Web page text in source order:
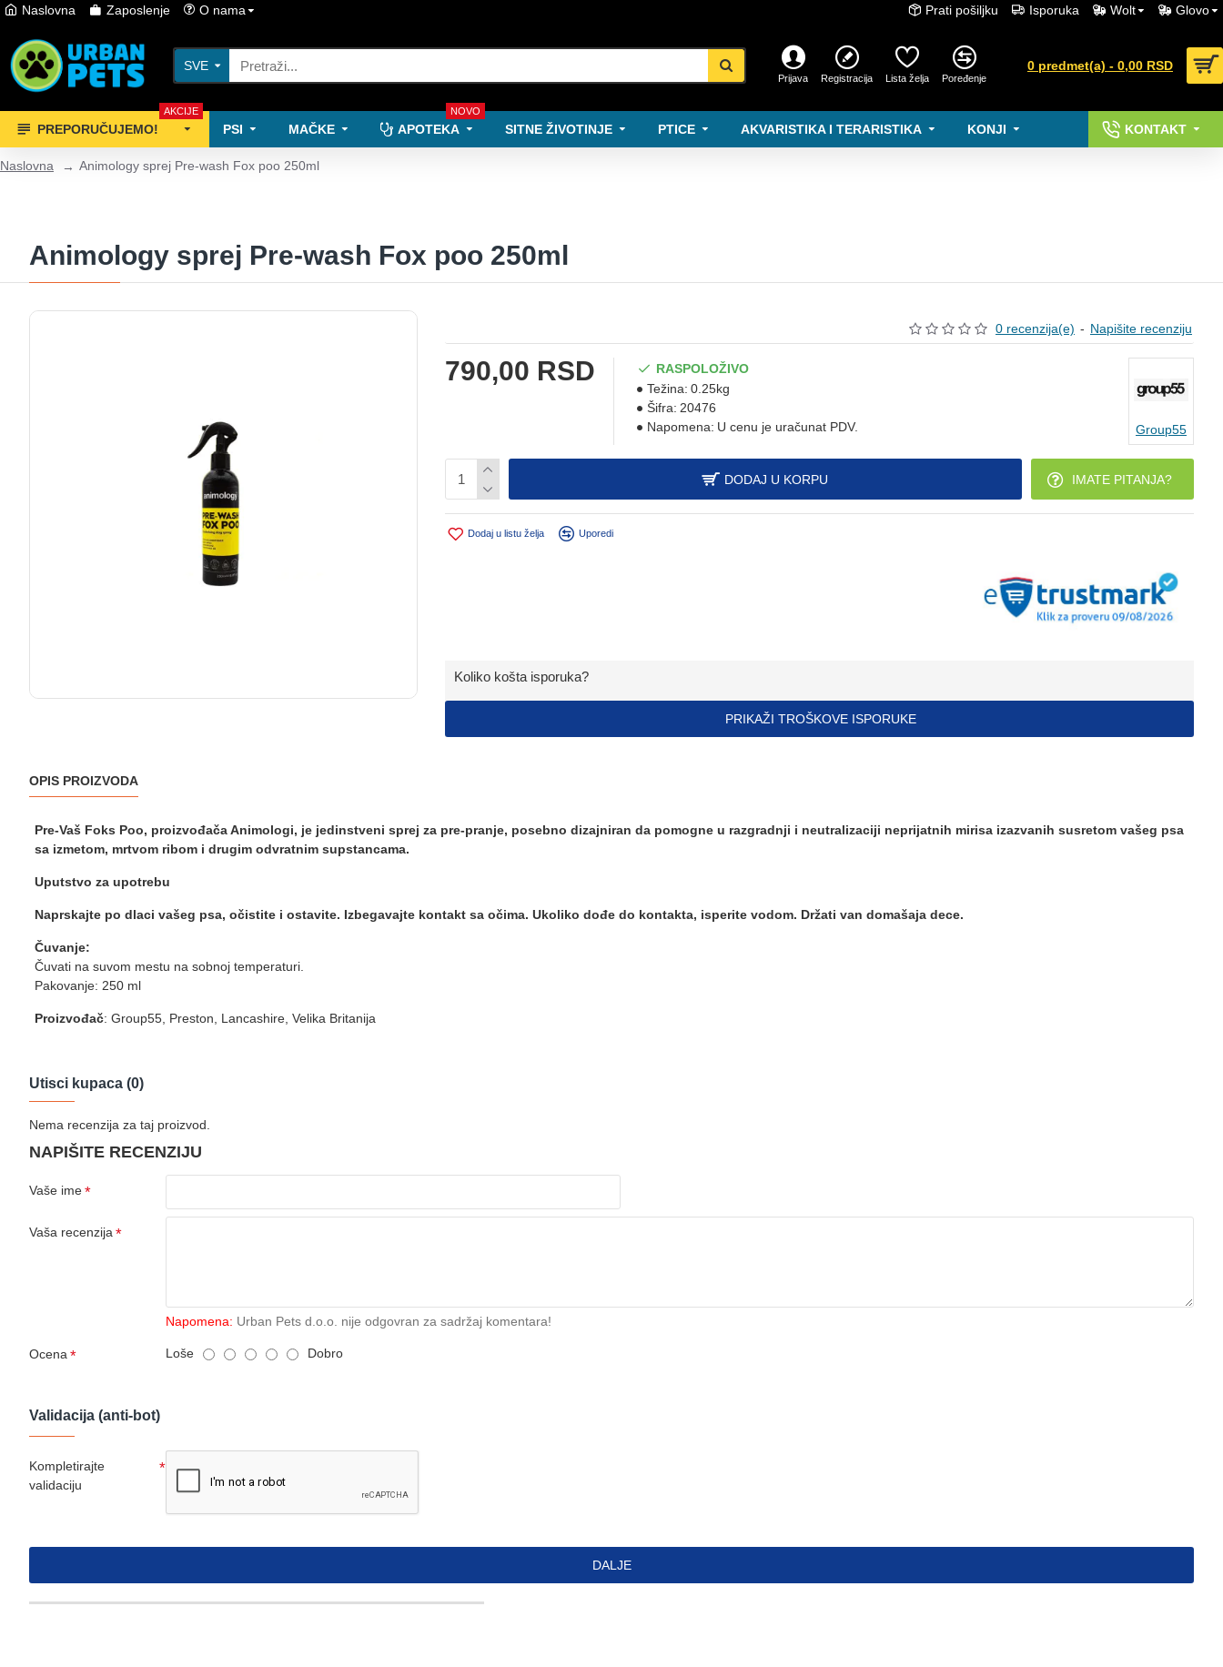
Naslovna Zaposlenje O nama Prati pošiljku Isporuka Wolt Glovo
SVE
Prijava Registracija Lista želja Poređenje
0 predmet(a) - 0,00 RSD
PREPORUČUJEMO!
AKCIJE
PSI MAČKE APOTEKA
NOVO
SITNE ŽIVOTINJE PTICE AKVARISTIKA I TERARISTIKA KONJI KONTAKT
Naslovna Animology sprej Pre-wash Fox poo 250ml
Animology sprej Pre-wash Fox poo 250ml
0 recenzija(e) - Napišite recenziju
790,00 RSD
RASPOLOŽIVO
Težina: 0.25kg
Šifra: 20476
Napomena: U cenu je uračunat PDV. Group55
DODAJ U KORPU IMATE PITANJA?
Dodaj u listu želja Uporedi
Koliko košta isporuka?
PRIKAŽI TROŠKOVE ISPORUKE
OPIS PROIZVODA
Pre-Vaš Foks Poo, proizvođača Animologi, je jedinstveni sprej za pre-pranje, posebno dizajniran da pomogne u razgradnji i neutralizaciji neprijatnih mirisa izazvanih susretom vašeg psa
sa izmetom, mrtvom ribom i drugim odvratnim supstancama.
Uputstvo za upotrebu
Naprskajte po dlaci vašeg psa, očistite i ostavite. Izbegavajte kontakt sa očima. Ukoliko dođe do kontakta, isperite vodom. Držati van domašaja dece.
Čuvanje:
Čuvati na suvom mestu na sobnoj temperaturi.
Pakovanje: 250 ml
Proizvođač: Group55, Preston, Lancashire, Velika Britanija
Utisci kupaca (0)
Nema recenzija za taj proizvod.
NAPIŠITE RECENZIJU
Vaše ime
Vaša recenzija
Napomena: Urban Pets d.o.o. nije odgovran za sadržaj komentara!
Ocena Loše Dobro
Validacija (anti-bot)
Kompletirajte
validaciju
DALJE